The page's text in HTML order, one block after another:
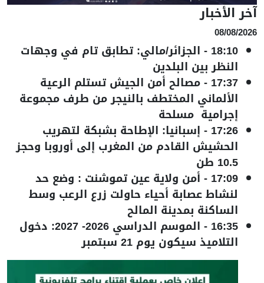
آخر الأخبار
08/08/2026
18:10
- الجزائر/مالي: تطابق تام في وجهات
النظر بين البلدين
17:37
-مصالح أمن الجيش تستلم الرعية
الألماني المختطف بالنيجر من طرف مجموعة
إجرامية مسلحة
17:26
- إسبانيا: الإطاحة بشبكة لتهريب
الحشيش القادم من المغرب إلى أوروبا وحجز
10.5 طن
17:09
- أمن ولاية عين تموشنت : وضع حد
لنشاط عصابة أحياء حاولت زرع الرعب وسط
الساكنة بمدينة المالح
16:35
- الموسم الدراسي 2026- 2027: دخول
التلاميذ سيكون يوم 21 سبتمبر